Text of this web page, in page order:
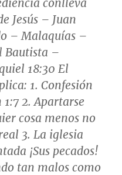
conlleva
Jesús – Juan
– Malaquías –
Bautista –
18:30 El
1. Confesión
1:7 2. Apartarse
cosa menos no
3. La iglesia
¡Sus pecados!
tan malos como